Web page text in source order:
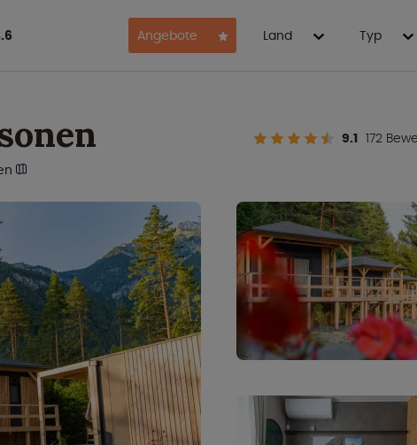
Angebote Land Typ
9.1 172